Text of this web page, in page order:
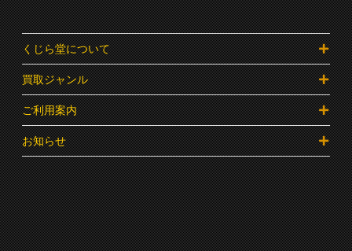
くじら堂について
買取ジャンル
ご利用案内
お知らせ